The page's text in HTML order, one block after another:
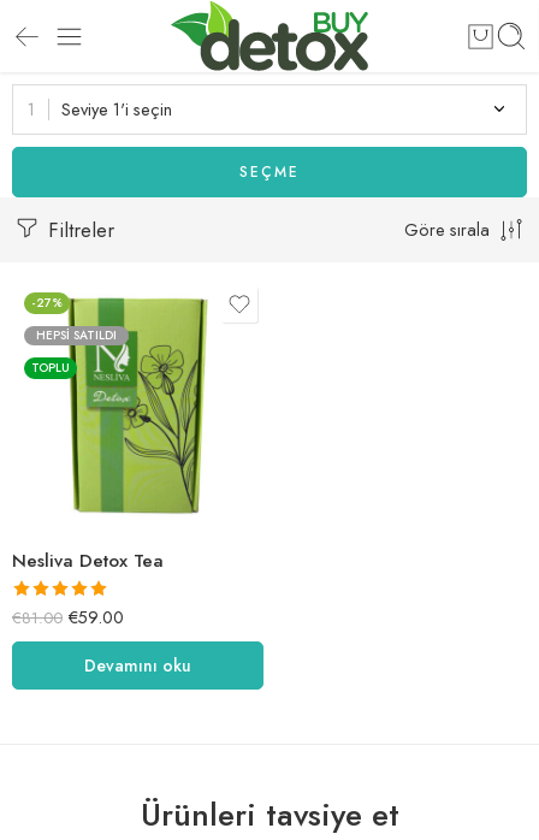
Seviye 1'i seçin
SEÇME
Filtreler Göre sırala
-27%
HEPSI SATILDI
TOPLU
Nesliva Detox Tea
5 üzerinden
5.00oy aldı
€81.00 €59.00
Devamını oku
Ürünleri tavsiye et